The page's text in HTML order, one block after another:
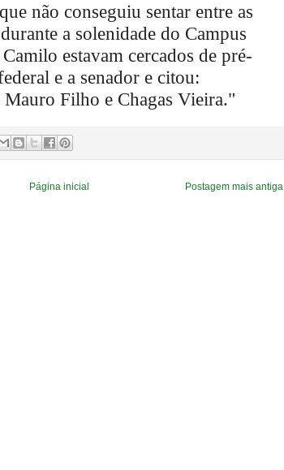
não conseguiu sentar entre as
a solenidade do Campus
estavam cercados de pré-
e a senador e citou:
Filho e Chagas Vieira."
Postagem mais antiga
Página inicial